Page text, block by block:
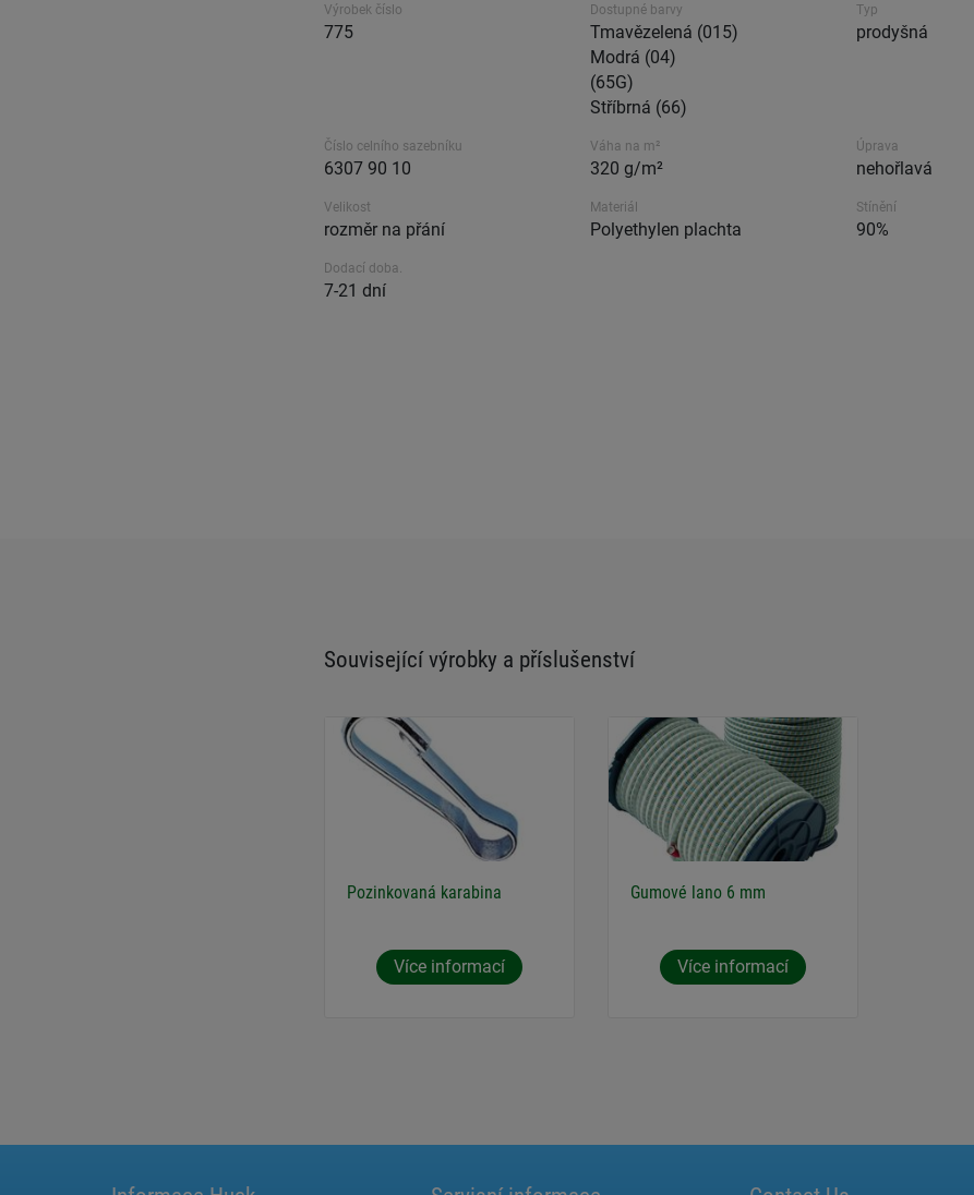
Výrobek číslo
775
Dostupné barvy
Tmavězelená (015)
Modrá (04)
(65G)
Stříbrná (66)
Typ
prodyšná
Číslo celního sazebníku
6307 90 10
Váha na m²
320 g/m²
Úprava
nehořlavá
Velikost
rozměr na přání
Materiál
Polyethylen plachta
Stínění
90%
Dodací doba.
7-21 dní
Související výrobky a příslušenství
Pozinkovaná karabina
Více informací
Gumové lano 6 mm
Více informací